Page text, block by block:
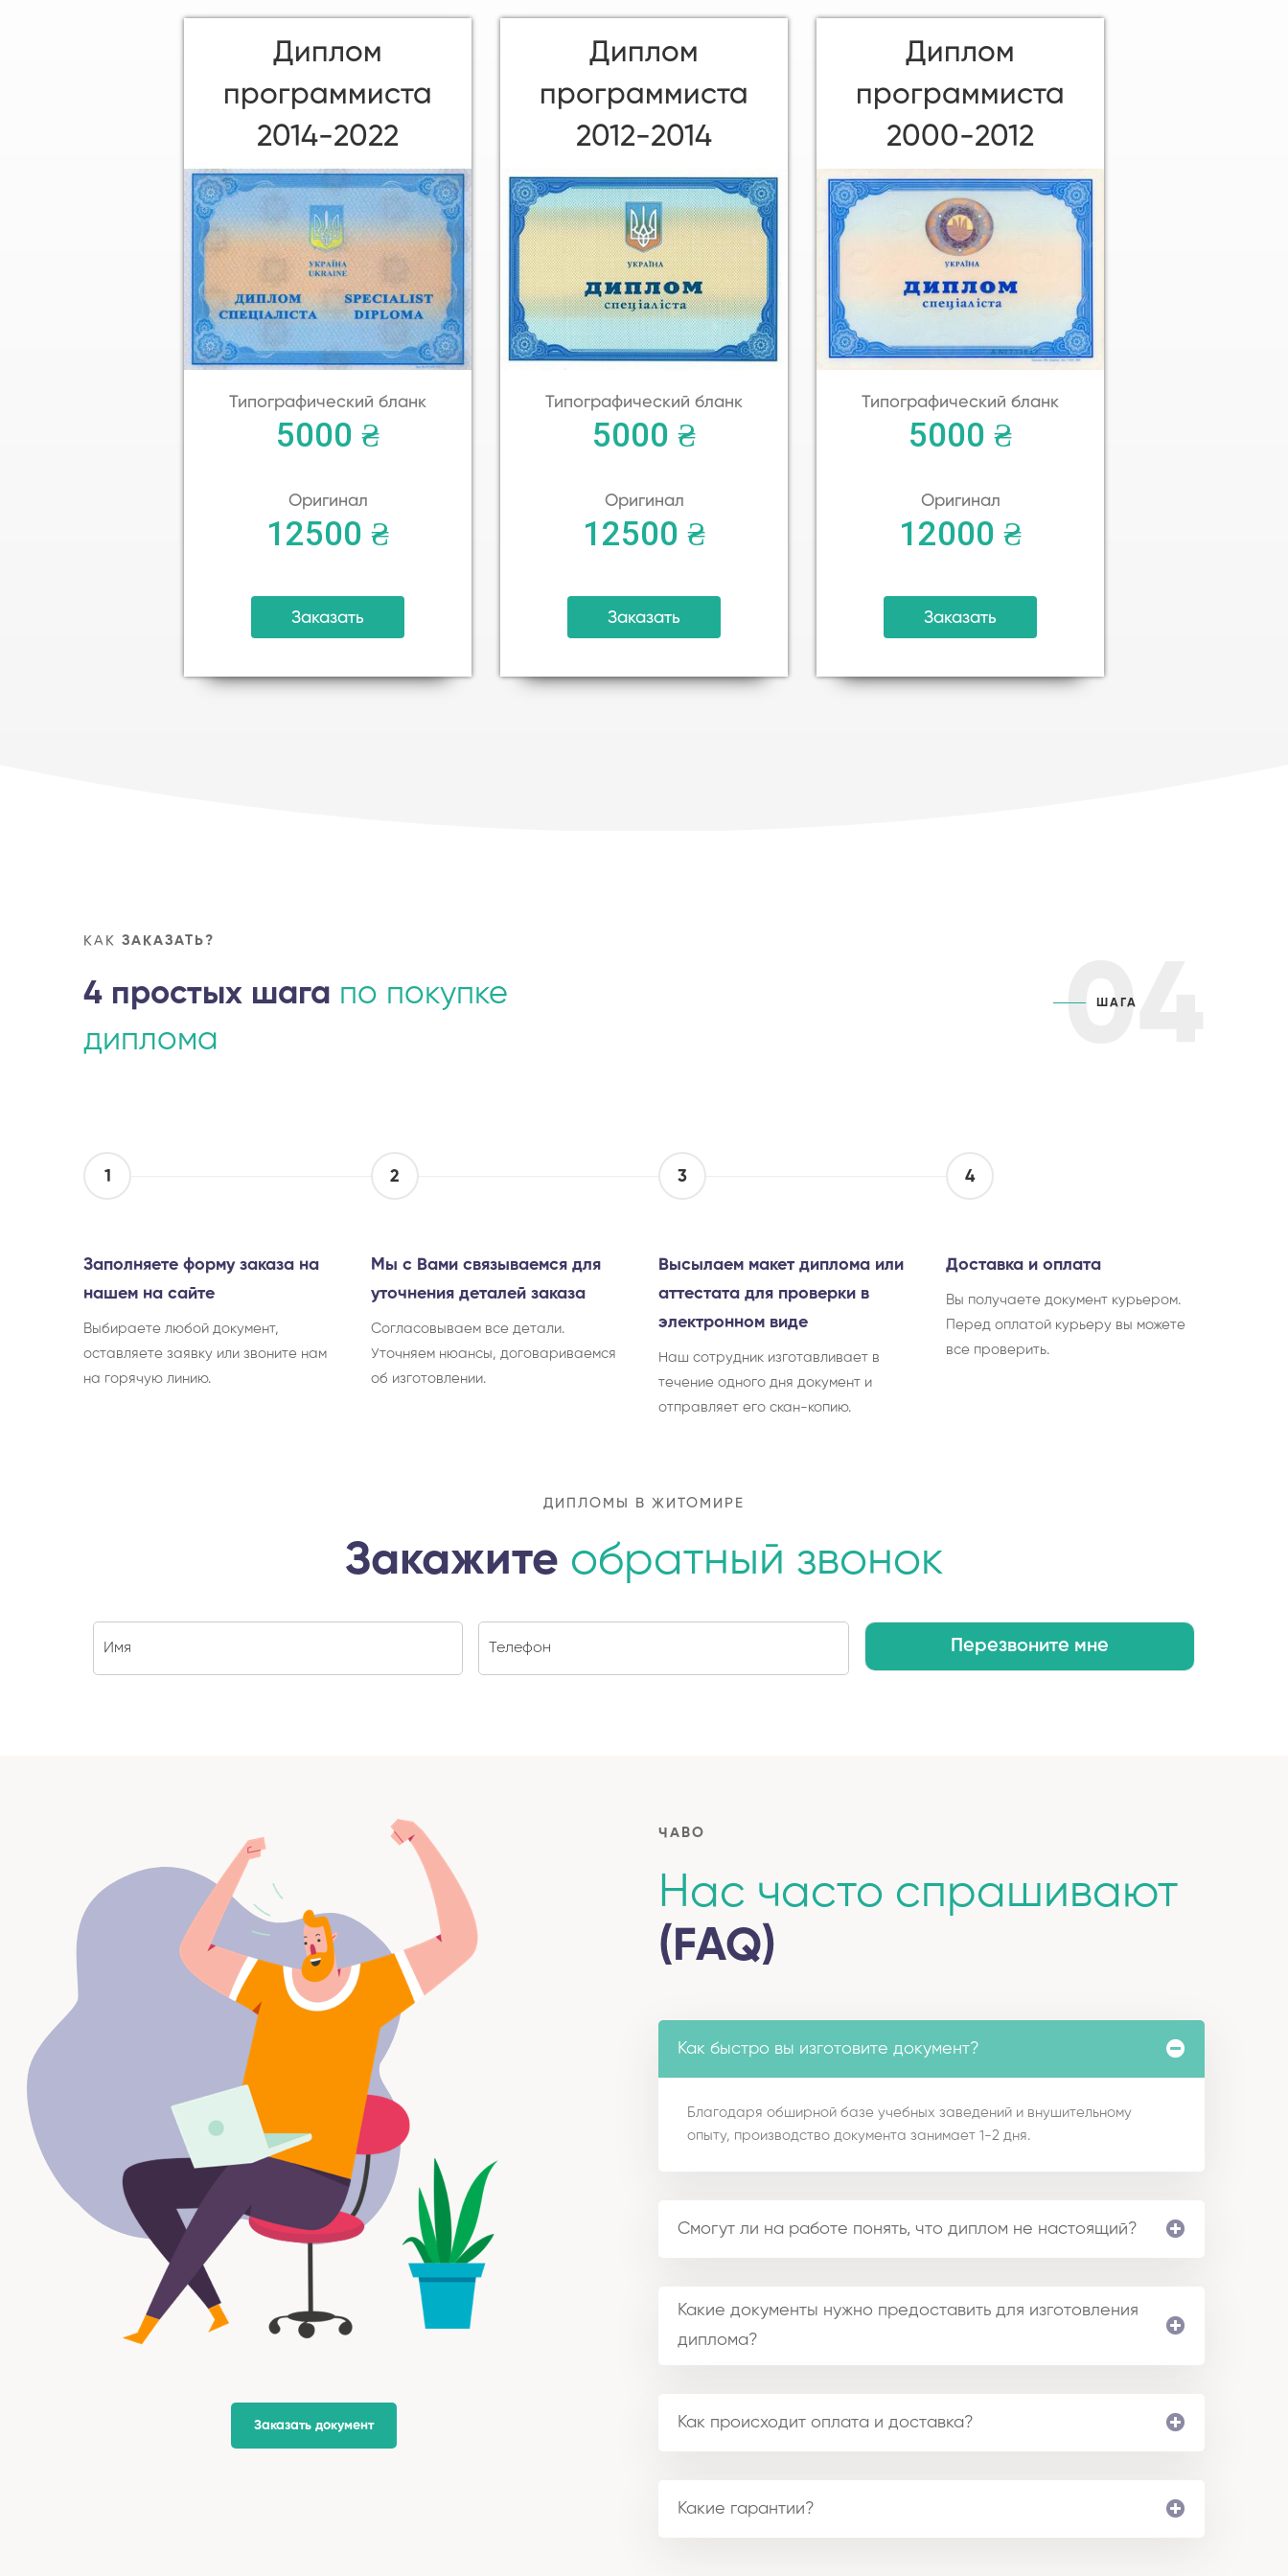
Диплом
программиста
2014-2022
Типографический бланк
5000 ₴
Оригинал
12500 ₴
Заказать
Диплом
программиста
2012-2014
Типографический бланк
5000 ₴
Оригинал
12500 ₴
Заказать
Диплом
программиста
2000-2012
Типографический бланк
5000 ₴
Оригинал
12000 ₴
Заказать
КАК ЗАКАЗАТЬ?
4 простых шага по покупке
диплома
04
ШАГА
1
Заполняете форму заказа на
нашем на сайте
Выбираете любой документ,
оставляете заявку или звоните нам
на горячую линию.
2
Мы с Вами связываемся для
уточнения деталей заказа
Согласовываем все детали.
Уточняем нюансы, договариваемся
об изготовлении.
3
Высылаем макет диплома или
аттестата для проверки в
электронном виде
Наш сотрудник изготавливает в
течение одного дня документ и
отправляет его скан-копию.
4
Доставка и оплата
Вы получаете документ курьером.
Перед оплатой курьеру вы можете
все проверить.
ДИПЛОМЫ В ЖИТОМИРЕ
Закажите обратный звонок
Перезвоните мне
Заказать документ
ЧАВО
Нас часто спрашивают
(FAQ)
Как быстро вы изготовите документ?
Благодаря обширной базе учебных заведений и внушительному
опыту, производство документа занимает 1-2 дня.
Смогут ли на работе понять, что диплом не настоящий?
Какие документы нужно предоставить для изготовления
диплома?
Как происходит оплата и доставка?
Какие гарантии?